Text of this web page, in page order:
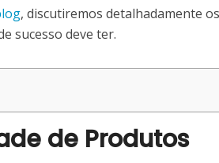
, discutiremos detalhadamente
sucesso deve ter.
de Produtos